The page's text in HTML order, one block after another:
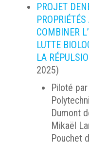
PROJET
COMBINER
LUTTE
LA
2025)
Piloté
Dumont
Mikaël
Pouchet